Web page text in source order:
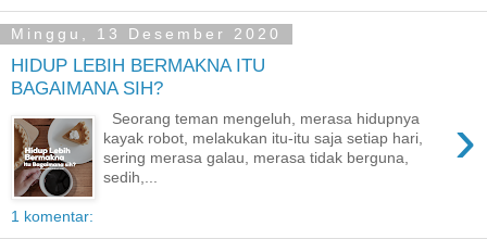
Minggu, 13 Desember 2020
HIDUP LEBIH BERMAKNA ITU
BAGAIMANA SIH?
›
Seorang teman mengeluh, merasa hidupnya
kayak robot, melakukan itu-itu saja setiap hari,
sering merasa galau, merasa tidak berguna,
sedih,...
1 komentar: